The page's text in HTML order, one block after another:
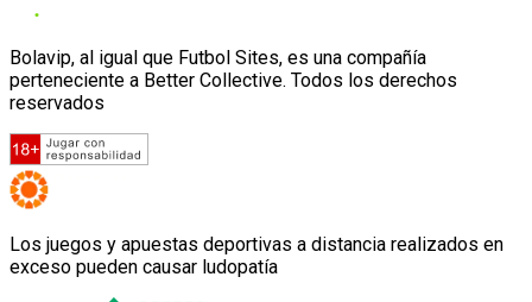
Bolavip, al igual que Futbol Sites, es una compañía
perteneciente a Better Collective. Todos los derechos
reservados
Los juegos y apuestas deportivas a distancia realizados en
exceso pueden causar ludopatía